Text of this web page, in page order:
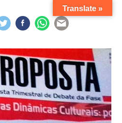
Translate »